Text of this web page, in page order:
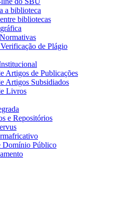
a biblioteca
bibliotecas
de Plágio
Artigos de Publicações
Artigos Subsidiados
Livros
e Repositórios
Domínio Público